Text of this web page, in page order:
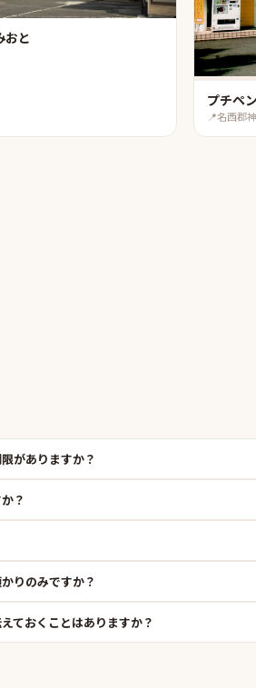
と
プチペ
📍名西郡
がありますか？
？
りのみですか？
ておくことはありますか？